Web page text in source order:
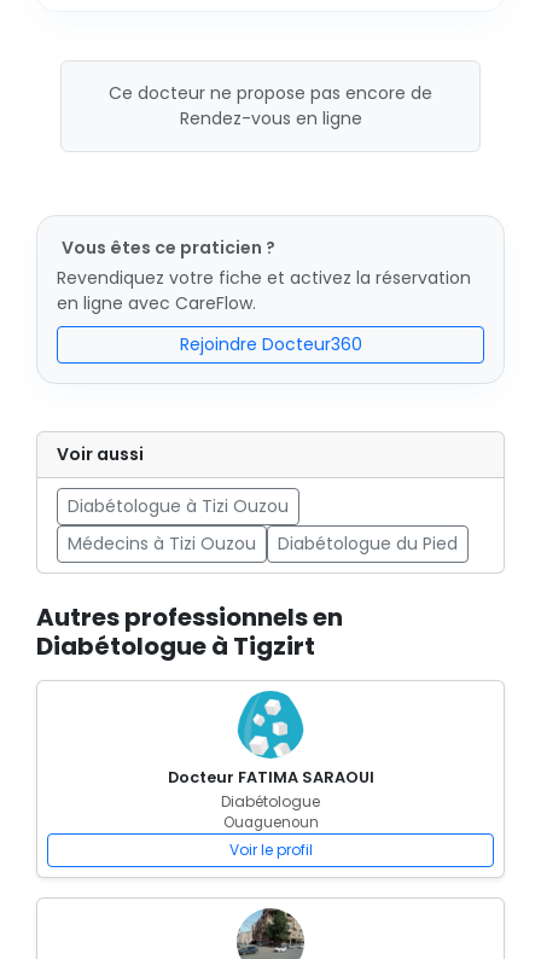
Ce docteur ne propose pas encore de
Rendez-vous en ligne
Vous êtes ce praticien ?
Revendiquez votre fiche et activez la réservation
en ligne avec CareFlow.
Rejoindre Docteur360
Voir aussi
Diabétologue à Tizi Ouzou
Médecins à Tizi Ouzou
Diabétologue du Pied
Autres professionnels en
Diabétologue à Tigzirt
Docteur FATIMA SARAOUI
Diabétologue
Ouaguenoun
Voir le profil